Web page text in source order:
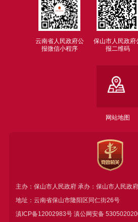
云南省人民政府公
报微信小程序
保山市人民政府
报二维码
网站地图
主办：保山市人民政府 承办：保山市人民政
地址：云南省保山市隆阳区同仁街26号
滇ICP备12002983号滇公网安备